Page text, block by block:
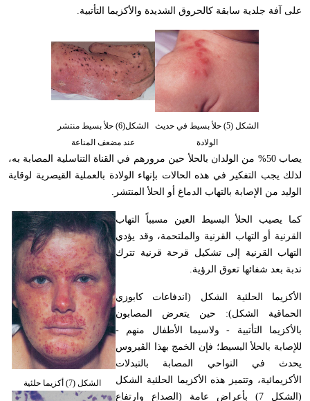
على آفة جلدية سابقة كالحروق الشديدة والأكزيما التأتبية.
الشكل (5) حلأ بسيط في حديث
الولادة
الشكل(6) حلأ بسيط منتشر
عند مضعف المناعة
يصاب 50% من الولدان بالحلأ حين مرورهم في القناة التناسلية المصابة به،
لذلك يجب التفكير في هذه الحالات بإنهاء الولادة بالعملية القيصرية لوقاية
الوليد من الإصابة بالتهاب الدماغ أو الحلأ المنتشر.
الشكل (7) أكزيما حلئية
كما يصيب الحلأ البسيط العين مسبباً التهاب
القرنية أو التهاب القرنية والملتحمة، وقد يؤدي
التهاب القرنية إلى تشكيل قرحة قرنية تترك
ندبة بعد شفائها تعوق الرؤية.
الأكزيما الحلئية الشكل (اندفاعات كابوزي
الحماقية الشكل): حين يتعرض المصابون
بالأكزيما التأتبية - ولاسيما الأطفال منهم -
للإصابة بالحلأ البسيط؛ فإن الخمج بهذا الڤيروس
يحدث في النواحي المصابة بالتبدلات
الأكزيمائية، وتتميز هذه الأكزيما الحلئية الشكل
(الشكل 7) بأعراض عامة (الصداع وارتفاع